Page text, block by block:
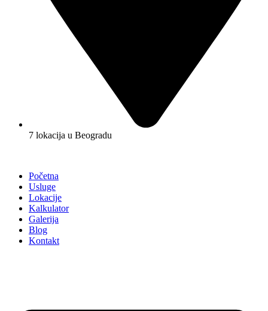
7 lokacija u Beogradu
Početna
Usluge
Lokacije
Kalkulator
Galerija
Blog
Kontakt